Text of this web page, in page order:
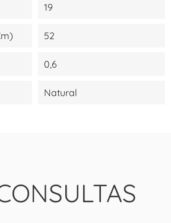
19
52
0,6
Natural